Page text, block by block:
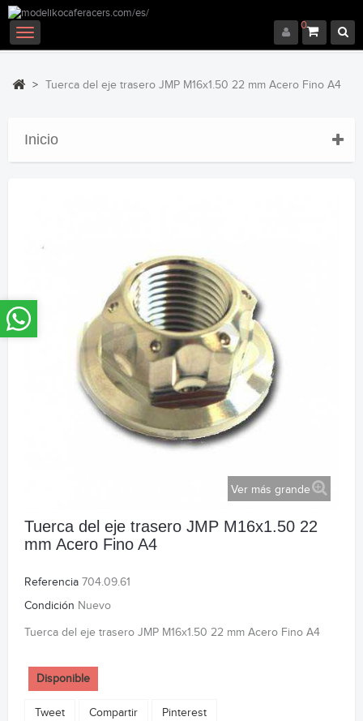
0
Navegación
Toggle
> Tuerca del eje trasero JMP M16x1.50 22 mm Acero Fino A4
Inicio
Ver más grande
Tuerca del eje trasero JMP M16x1.50 22
mm Acero Fino A4
Referencia 704.09.61
Condición Nuevo
Tuerca del eje trasero JMP M16x1.50 22 mm Acero Fino A4
Disponible
Tweet Compartir Pinterest